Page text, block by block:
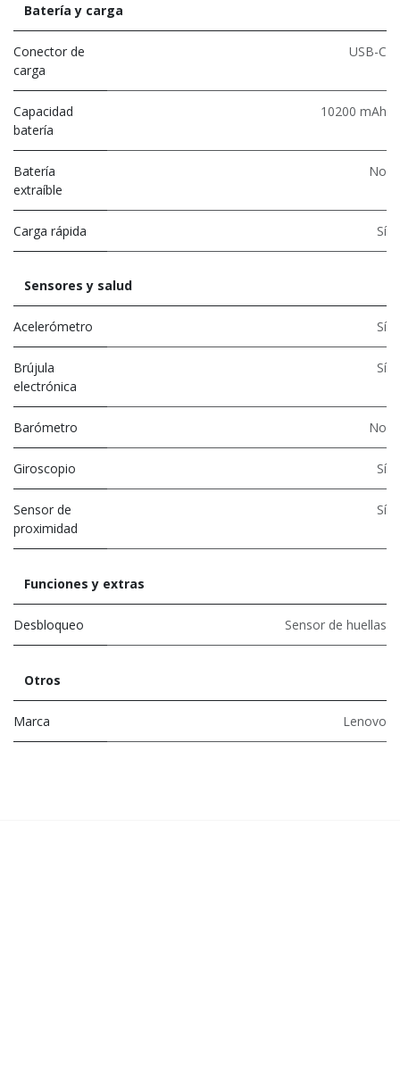
Batería y carga
Conector de
carga
USB-C
Capacidad
batería
10200 mAh
Batería
extraíble
No
Carga rápida Sí
Sensores y salud
Acelerómetro Sí
Brújula
electrónica
Sí
Barómetro No
Giroscopio Sí
Sensor de
proximidad
Sí
Funciones y extras
Desbloqueo Sensor de huellas
Otros
Marca Lenovo